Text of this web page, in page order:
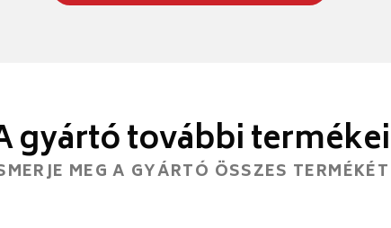
gyártó további termékei
MEG A GYÁRTÓ ÖSSZES TERMÉKÉT